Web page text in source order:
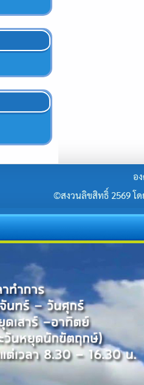
อ
©สงวนลิขสิทธิ์ 2569 โ